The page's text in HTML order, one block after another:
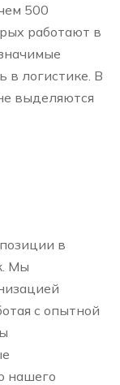
500
работают в
в логистике. В
выделяются
в
Мы
с опытной
нашего